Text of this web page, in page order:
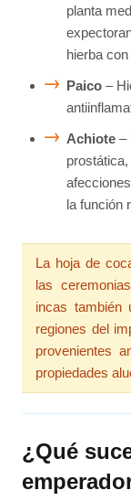
planta
hierba
Paico–
Achiote–
la función
La hoja de
las
incas también
regiones del
provenientes
propiedades
¿Qué